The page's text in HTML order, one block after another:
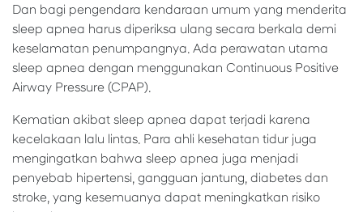
Dan bagi pengendara kendaraan umum yang menderita
sleep apnea harus diperiksa ulang secara berkala demi
keselamatan penumpangnya. Ada perawatan utama
sleep apnea dengan menggunakan Continuous Positive
Airway Pressure (CPAP).
Kematian akibat sleep apnea dapat terjadi karena
kecelakaan lalu lintas. Para ahli kesehatan tidur juga
mengingatkan bahwa sleep apnea juga menjadi
penyebab hipertensi, gangguan jantung, diabetes dan
stroke, yang kesemuanya dapat meningkatkan risiko